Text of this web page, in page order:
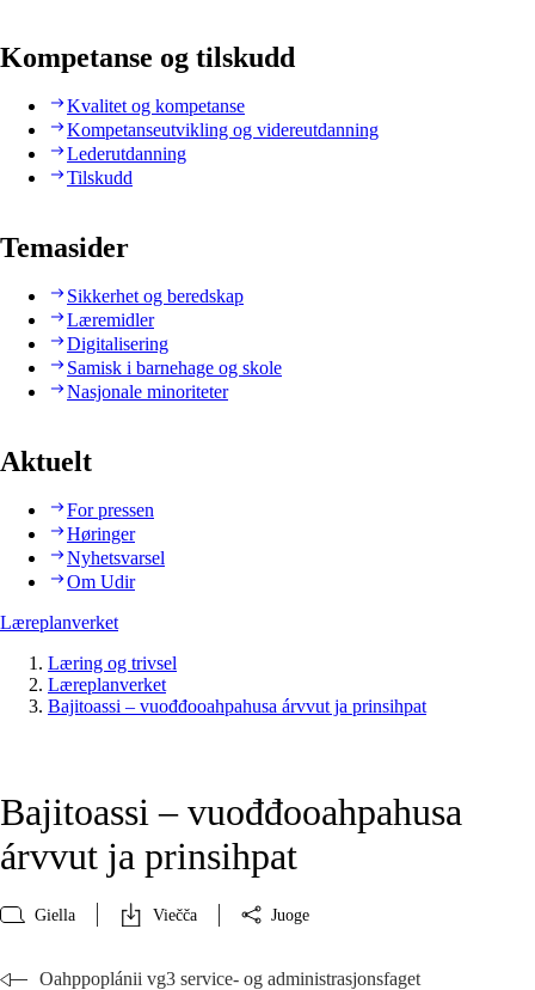
Kompetanse og tilskudd
Kvalitet og kompetanse
Kompetanseutvikling og videreutdanning
Lederutdanning
Tilskudd
Temasider
Sikkerhet og beredskap
Læremidler
Digitalisering
Samisk i barnehage og skole
Nasjonale minoriteter
Aktuelt
For pressen
Høringer
Nyhetsvarsel
Om Udir
Læreplanverket
Læring og trivsel
Læreplanverket
Bajitoassi – vuođđooahpahusa árvvut ja prinsihpat
Bajitoassi – vuođđooahpahusa
árvvut ja prinsihpat
Giella Viečča Juoge
Oahppoplánii vg3 service- og administrasjonsfaget